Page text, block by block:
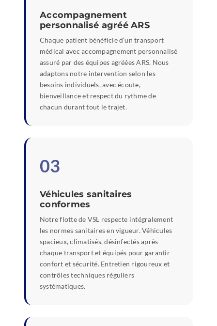
Accompagnement
personnalisé agréé ARS
Chaque patient bénéficie d’un transport
médical avec accompagnement personnalisé
assuré par des équipes agréées ARS. Nous
adaptons notre intervention selon les
besoins individuels, avec écoute,
bienveillance et respect du rythme de
chacun durant tout le trajet.
03
Véhicules sanitaires
conformes
Notre flotte de VSL respecte intégralement
les normes sanitaires en vigueur. Véhicules
spacieux, climatisés, désinfectés après
chaque transport et équipés pour garantir
confort et sécurité. Entretien rigoureux et
contrôles techniques réguliers
systématiques.